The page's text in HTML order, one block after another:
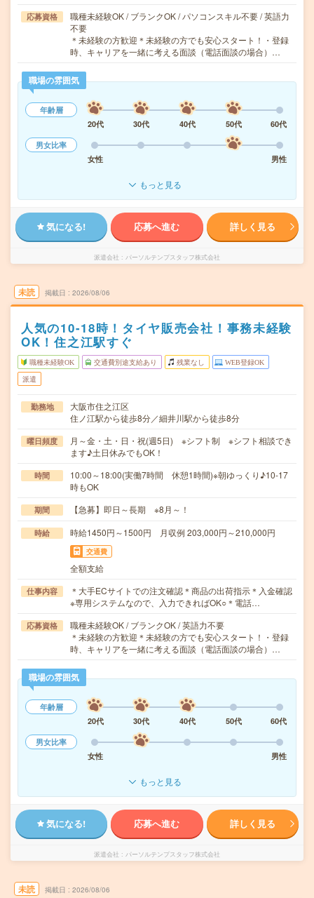
応募資格
職種未経験OK / ブランクOK / パソコンスキル不要 / 英語力
不要
＊未経験の方歓迎＊未経験の方でも安心スタート！・登録
時、キャリアを一緒に考える面談（電話面談の場合）…
職場の雰囲気
年齢層
20代
30代 40代 50代
60代
男女比率
女性
男性
もっと見る
気になる! 応募へ進む 詳しく見る
派遣会社 パーソルテンプスタッフ株式会社
未読 掲載日 2026/08/06
人気の10-18時！タイヤ販売会社！事務未経験
OK！住之江駅すぐ
職種未経験OK 交通費別途支給あり 残業なし WEB登録OK
派遣
勤務地
大阪市住之江区
住ノ江駅から徒歩8分／細井川駅から徒歩8分
曜日頻度
月～金・土・日・祝(週5日) ※シフト制 ※シフト相談でき
ます♪土日休みでもOK！
時間
10:00～18:00(実働7時間 休憩1時間)※朝ゆっくり♪10-17
時もOK
期間 【急募】即日～長期 ※8月～！
時給 時給1450円～1500円 月収例 203,000円～210,000円
交通費
全額支給
仕事内容
＊大手ECサイトでの注文確認＊商品の出荷指示＊入金確認
※専用システムなので、入力できればOK○＊電話…
応募資格
職種未経験OK / ブランクOK / 英語力不要
＊未経験の方歓迎＊未経験の方でも安心スタート！・登録
時、キャリアを一緒に考える面談（電話面談の場合）…
職場の雰囲気
年齢層
20代
30代 40代 50代
60代
男女比率
女性
男性
もっと見る
気になる! 応募へ進む 詳しく見る
派遣会社 パーソルテンプスタッフ株式会社
未読 掲載日 2026/08/06